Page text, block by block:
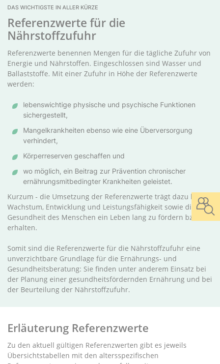
DAS WICHTIGSTE IN ALLER KÜRZE
Referenzwerte für die
Nährstoffzufuhr
Referenzwerte benennen Mengen für die tägliche Zufuhr von
Energie und Nährstoffen. Eingeschlossen sind Wasser und
Ballaststoffe. Mit einer Zufuhr in Höhe der Referenzwerte
werden:
lebenswichtige physische und psychische Funktionen
sichergestellt,
Mangelkrankheiten ebenso wie eine Überversorgung
verhindert,
Körperreserven geschaffen und
wo möglich, ein Beitrag zur Prävention chronischer
ernährungsmitbedingter Krankheiten geleistet.
Kurzum - die Umsetzung der Referenzwerte trägt dazu bei,
Wachstum, Entwicklung und Leistungsfähigkeit sowie die
Gesundheit des Menschen ein Leben lang zu fördern bzw. zu
erhalten.
Somit sind die Referenzwerte für die Nährstoffzufuhr eine
unverzichtbare Grundlage für die Ernährungs- und
Gesundheitsberatung: Sie finden unter anderem Einsatz bei
der Planung einer gesundheitsfördernden Ernährung und bei
der Beurteilung der Nährstoffzufuhr.
Erläuterung Referenzwerte
Zu den aktuell gültigen Referenzwerten gibt es jeweils
Übersichtstabellen mit den altersspezifischen